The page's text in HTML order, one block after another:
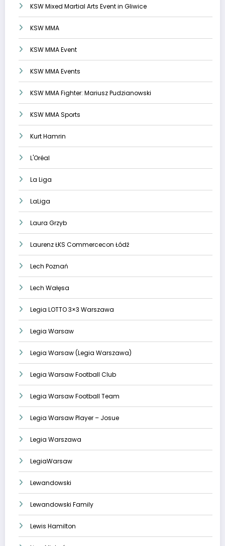
KSW Mixed Martial Arts Event in Gliwice
KSW MMA
KSW MMA Event
KSW MMA Events
KSW MMA Fighter: Mariusz Pudzianowski
KSW MMA Sports
Kurt Hamrin
L'Oréal
La Liga
LaLiga
Laura Grzyb
Laurenz ŁKS Commercecon Łódź
Lech Poznań
Lech Wałęsa
Legia LOTTO 3×3 Warszawa
Legia Warsaw
Legia Warsaw (Legia Warszawa)
Legia Warsaw Football Club
Legia Warsaw Football Team
Legia Warsaw Player – Josue
Legia Warszawa
LegiaWarsaw
Lewandowski
Lewandowski Family
Lewis Hamilton